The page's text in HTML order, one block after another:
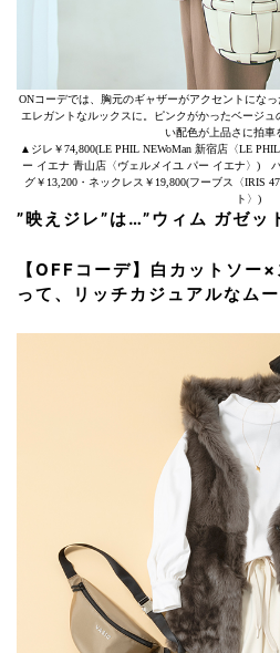
ONコーデでは、胸元のギャザーがアクセントにな
エレガントなルックスに。ピンクがかったベージ
い配色が上品さに拍車
▲ジレ￥74,800(LE PHIL NEWoMan 新宿店〈LE
ー イエナ 青山店〈ヴェルメイユ パー イエナ〉)
グ￥13,200・ネックレス￥19,800(フーブス〈IRIS
ト〉)
”映えジレ”は…”ウィム ガゼッ
【OFFコーデ】白カットソー
って、リッチカジュアルなム